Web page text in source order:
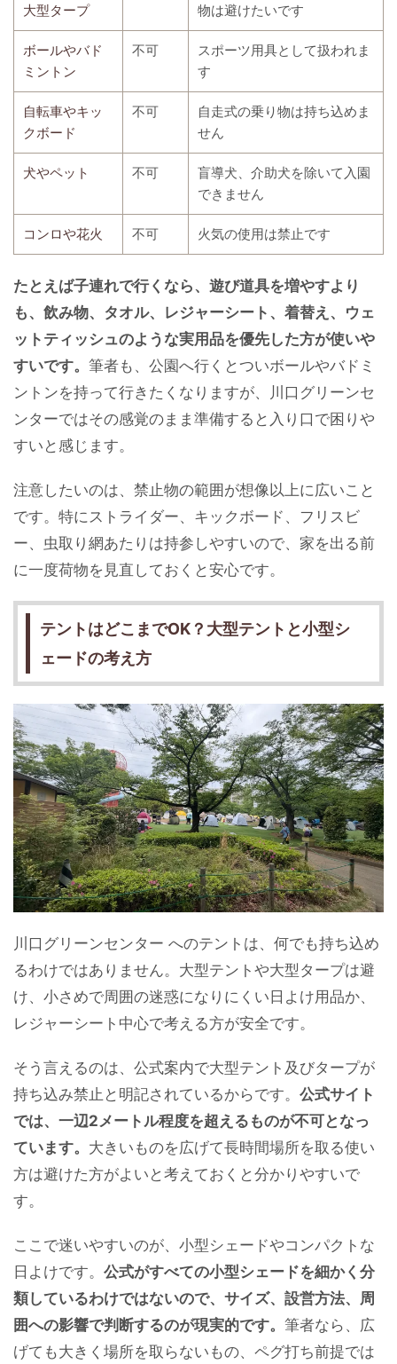
大型タープ
物は避けたいです
ボールやバド
ミントン
不可
スポーツ用具として扱われま
す
自転車やキッ
クボード
不可
自走式の乗り物は持ち込めま
せん
犬やペット 不可
盲導犬、介助犬を除いて入園
できません
コンロや花火 不可 火気の使用は禁止です
たとえば子連れで行くなら、遊び道具を増やすより
も、飲み物、タオル、レジャーシート、着替え、ウェ
ットティッシュのような実用品を優先した方が使いや
すいです。 筆者も、公園へ行くとついボールやバドミ
ントンを持って行きたくなりますが、川口グリーンセ
ンターではその感覚のまま準備すると入り口で困りや
すいと感じます。
注意したいのは、禁止物の範囲が想像以上に広いこと
です。特にストライダー、キックボード、フリスビ
ー、虫取り網あたりは持参しやすいので、家を出る前
に一度荷物を見直しておくと安心です。
テントはどこまでOK？大型テントと小型シ
ェードの考え方
川口グリーンセンター へのテントは、何でも持ち込め
るわけではありません。大型テントや大型タープは避
け、小さめで周囲の迷惑になりにくい日よけ用品か、
レジャーシート中心で考える方が安全です。
そう言えるのは、公式案内で大型テント及びタープが
持ち込み禁止と明記されているからです。 公式サイト
では、一辺2メートル程度を超えるものが不可となっ
ています。 大きいものを広げて長時間場所を取る使い
方は避けた方がよいと考えておくと分かりやすいで
す。
ここで迷いやすいのが、小型シェードやコンパクトな
日よけです。 公式がすべての小型シェードを細かく分
類しているわけではないので、サイズ、設営方法、周
囲への影響で判断するのが現実的です。 筆者なら、広
げても大きく場所を取らないもの、ペグ打ち前提では